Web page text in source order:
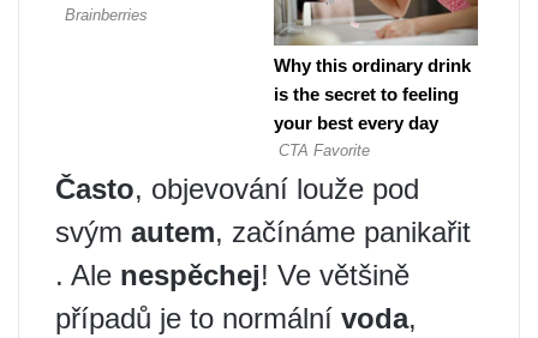
Často, objevování louže pod
svým autem, začínáme panikařit
. Ale nespěchej! Ve většině
případů je to normální voda,